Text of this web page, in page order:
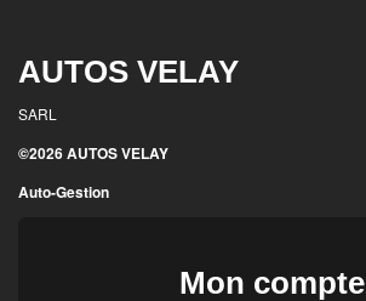
AUTOS VELAY
SARL
©2026 AUTOS VELAY
Auto-Gestion
Mon compte